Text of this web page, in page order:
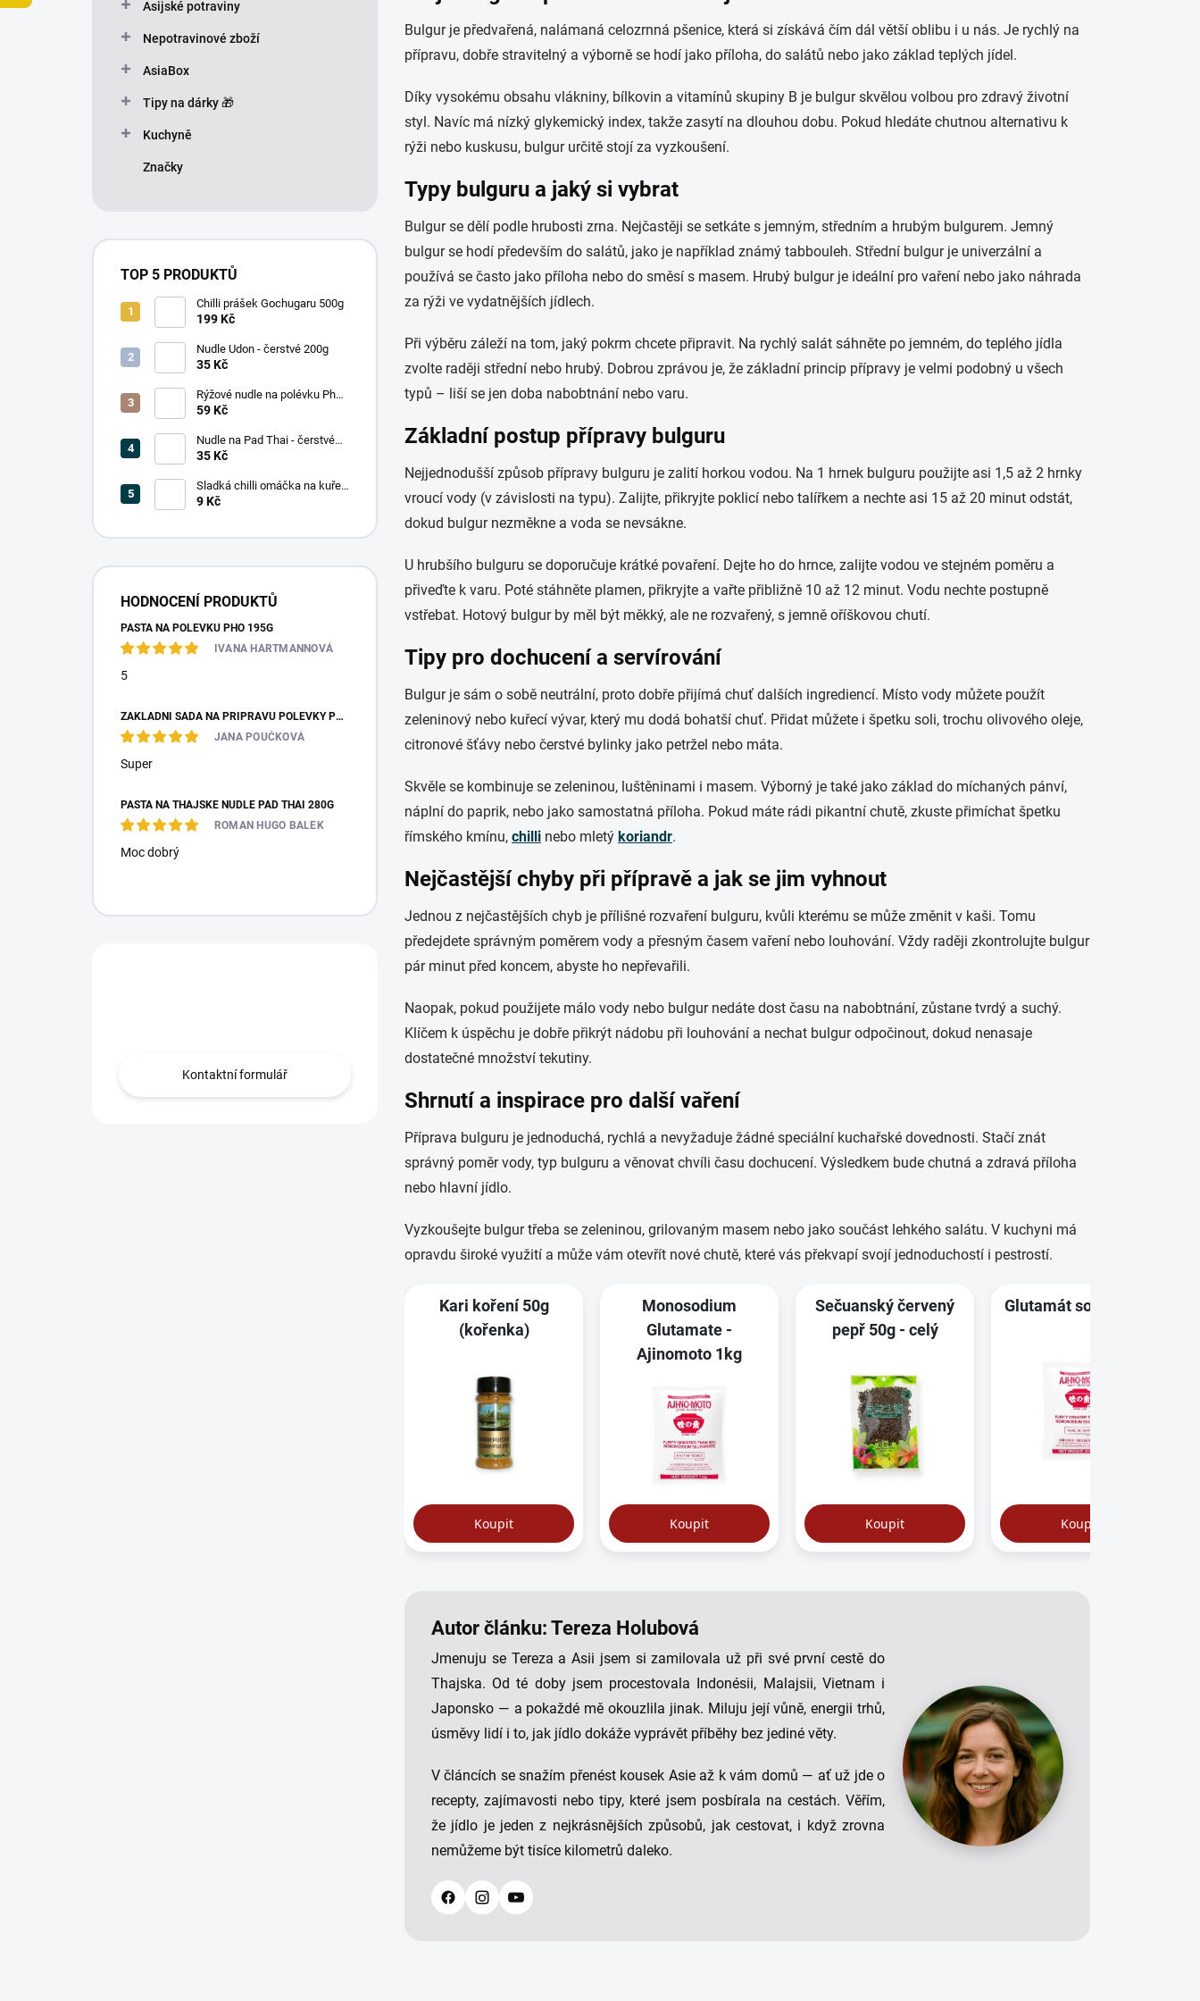
Asijské potraviny
Nepotravinové zboží
AsiaBox
Tipy na dárky 🎁
Kuchyně
Značky
TOP 5 PRODUKTŮ
Chilli prášek Gochugaru 500g
199 Kč
Nudle Udon - čerstvé 200g
35 Kč
Rýžové nudle na polévku Pho
(5 mm) 375g
59 Kč
Nudle na Pad Thai - čerstvé
200g
35 Kč
Sladká chilli omáčka na kuře
14ml (jednoporcové balení)
9 Kč
HODNOCENÍ PRODUKTŮ
PASTA NA POLÉVKU PHO 195G
IVANA HARTMANNOVÁ
5
ZÁKLADNÍ SADA NA PŘÍPRAVU POLÉVKY PHO
JANA POUČKOVÁ
Super
PASTA NA THAJSKÉ NUDLE PAD THAI 280G
ROMAN HUGO BALEK
Moc dobrý
Kontaktní formulář
Bulgur je předvařená, nalámaná celozrnná pšenice, která si získává čím dál větší oblibu i u nás. Je rychlý na
přípravu, dobře stravitelný a výborně se hodí jako příloha, do salátů nebo jako základ teplých jídel.
Díky vysokému obsahu vlákniny, bílkovin a vitamínů skupiny B je bulgur skvělou volbou pro zdravý životní
styl. Navíc má nízký glykemický index, takže zasytí na dlouhou dobu. Pokud hledáte chutnou alternativu k
rýži nebo kuskusu, bulgur určitě stojí za vyzkoušení.
Typy bulguru a jaký si vybrat
Bulgur se dělí podle hrubosti zrna. Nejčastěji se setkáte s jemným, středním a hrubým bulgurem. Jemný
bulgur se hodí především do salátů, jako je například známý tabbouleh. Střední bulgur je univerzální a
používá se často jako příloha nebo do směsí s masem. Hrubý bulgur je ideální pro vaření nebo jako náhrada
za rýži ve vydatnějších jídlech.
Při výběru záleží na tom, jaký pokrm chcete připravit. Na rychlý salát sáhněte po jemném, do teplého jídla
zvolte raději střední nebo hrubý. Dobrou zprávou je, že základní princip přípravy je velmi podobný u všech
typů – liší se jen doba nabobtnání nebo varu.
Základní postup přípravy bulguru
Nejjednodušší způsob přípravy bulguru je zalití horkou vodou. Na 1 hrnek bulguru použijte asi 1,5 až 2 hrnky
vroucí vody (v závislosti na typu). Zalijte, přikryjte poklicí nebo talířkem a nechte asi 15 až 20 minut odstát,
dokud bulgur nezměkne a voda se nevsákne.
U hrubšího bulguru se doporučuje krátké povaření. Dejte ho do hrnce, zalijte vodou ve stejném poměru a
přiveďte k varu. Poté stáhněte plamen, přikryjte a vařte přibližně 10 až 12 minut. Vodu nechte postupně
vstřebat. Hotový bulgur by měl být měkký, ale ne rozvařený, s jemně oříškovou chutí.
Tipy pro dochucení a servírování
Bulgur je sám o sobě neutrální, proto dobře přijímá chuť dalších ingrediencí. Místo vody můžete použít
zeleninový nebo kuřecí vývar, který mu dodá bohatší chuť. Přidat můžete i špetku soli, trochu olivového oleje,
citronové šťávy nebo čerstvé bylinky jako petržel nebo máta.
Skvěle se kombinuje se zeleninou, luštěninami i masem. Výborný je také jako základ do míchaných pánví,
náplní do paprik, nebo jako samostatná příloha. Pokud máte rádi pikantní chutě, zkuste přimíchat špetku
římského kmínu, chilli nebo mletý koriandr.
Nejčastější chyby při přípravě a jak se jim vyhnout
Jednou z nejčastějších chyb je přílišné rozvaření bulguru, kvůli kterému se může změnit v kaši. Tomu
předejdete správným poměrem vody a přesným časem vaření nebo louhování. Vždy raději zkontrolujte bulgur
pár minut před koncem, abyste ho nepřevařili.
Naopak, pokud použijete málo vody nebo bulgur nedáte dost času na nabobtnání, zůstane tvrdý a suchý.
Klíčem k úspěchu je dobře přikrýt nádobu při louhování a nechat bulgur odpočinout, dokud nenasaje
dostatečné množství tekutiny.
Shrnutí a inspirace pro další vaření
Příprava bulguru je jednoduchá, rychlá a nevyžaduje žádné speciální kuchařské dovednosti. Stačí znát
správný poměr vody, typ bulguru a věnovat chvíli času dochucení. Výsledkem bude chutná a zdravá příloha
nebo hlavní jídlo.
Vyzkoušejte bulgur třeba se zeleninou, grilovaným masem nebo jako součást lehkého salátu. V kuchyni má
opravdu široké využití a může vám otevřít nové chutě, které vás překvapí svojí jednoduchostí i pestrostí.
Autor článku: Tereza Holubová
Jmenuju se Tereza a Asii jsem si zamilovala už při své první cestě do
Thajska. Od té doby jsem procestovala Indonésii, Malajsii, Vietnam i
Japonsko — a pokaždé mě okouzlila jinak. Miluju její vůně, energii trhů,
úsměvy lidí i to, jak jídlo dokáže vyprávět příběhy bez jediné věty.
V článcích se snažím přenést kousek Asie až k vám domů — ať už jde o
recepty, zajímavosti nebo tipy, které jsem posbírala na cestách. Věřím,
že jídlo je jeden z nejkrásnějších způsobů, jak cestovat, i když zrovna
nemůžeme být tisíce kilometrů daleko.